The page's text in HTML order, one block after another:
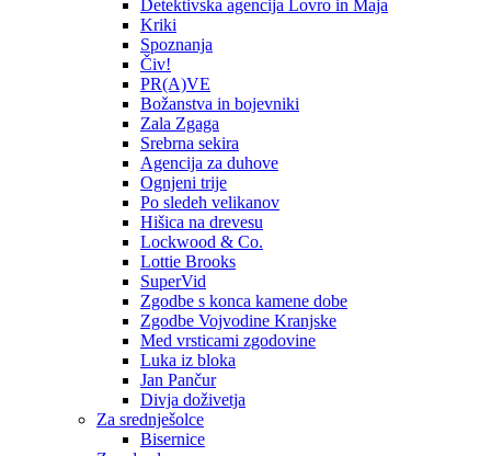
Detektivska agencija Lovro in Maja
Kriki
Spoznanja
Čiv!
PR(A)VE
Božanstva in bojevniki
Zala Zgaga
Srebrna sekira
Agencija za duhove
Ognjeni trije
Po sledeh velikanov
Hišica na drevesu
Lockwood & Co.
Lottie Brooks
SuperVid
Zgodbe s konca kamene dobe
Zgodbe Vojvodine Kranjske
Med vrsticami zgodovine
Luka iz bloka
Jan Pančur
Divja doživetja
Za srednješolce
Bisernice